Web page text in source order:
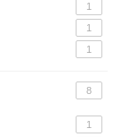
1
1
1
8
1